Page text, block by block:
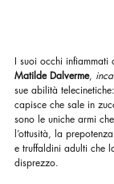
I suoi occhi
Matilde Dalverme,
sue abilità
capisce che sale in
sono le uniche armi
l’ottusità, la
e truffaldini adulti che
disprezzo.